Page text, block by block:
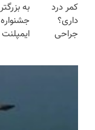
چک
رو پرکن)
کمر درد
داری؟
جراحی
به
جشنواره
ایمپلنت